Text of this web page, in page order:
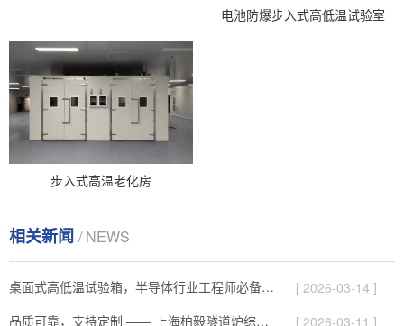
电池防爆步入式高低温试验室
步入式高温老化房
相关新闻 / NEWS
桌面式高低温试验箱，半导体行业工程师必备的测试神器
[ 2026-03-14 ]
品质可靠，支持定制 —— 上海柏毅隧道炉综合解析
[ 2026-03-11 ]